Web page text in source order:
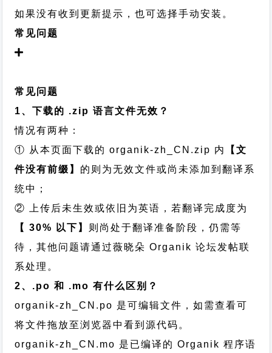
如果没有收到更新提示，也可选择手动安装。
常见问题
常见问题
1、下载的 .zip 语言文件无效？
情况有两种：
① 从本页面下载的 organik-zh_CN.zip 内
【文
件没有前缀】 的则为无效文件或尚未添加到翻译系
统中；
② 上传后未生效或依旧为英语，若翻译完成度为
【 30% 以下】 则尚处于翻译准备阶段，仍需等
待，其他问题请通过薇晓朵 Organik 论坛发帖联
系处理。
2、.po 和 .mo 有什么区别？
organik-zh_CN.po 是可编辑文件，如需查看可
将文件拖放至浏览器中看到源代码。
organik-zh_CN.mo 是已编译的 Organik 程序语